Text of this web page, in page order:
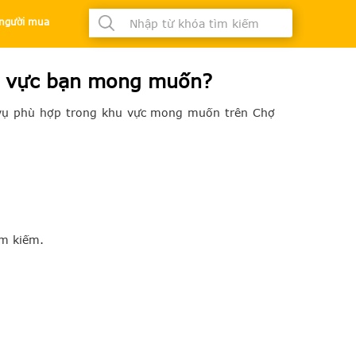
mua
bạn mong muốn?
phù hợp trong khu vực mong muốn trên Chợ
kiếm.